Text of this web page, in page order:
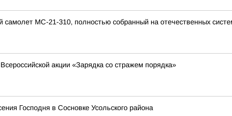
МС-21-310, полностью собранный на отечественных
акции «Зарядка со стражем порядка»
Господня в Сосновке Усольского района